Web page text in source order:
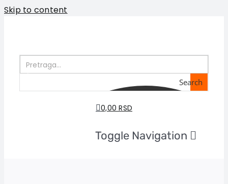
Skip to content
Search
0,00 RSD
Toggle Navigation